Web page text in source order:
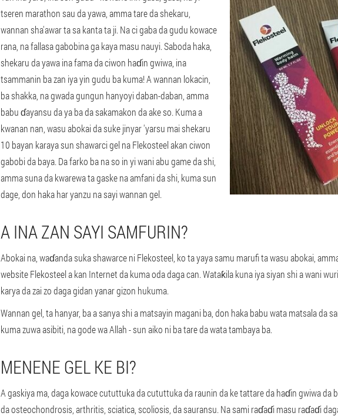
tseren marathon sau da yawa, amma tare da shekaru,
wannan sha'awar ta sa kanta ta ji. Na ci gaba da gudu kowace
rana, na fallasa gabobina ga kaya masu nauyi. Saboda haka,
shekaru da yawa ina fama da ciwon haɗin gwiwa, ina
tsammanin ba zan iya yin gudu ba kuma! A wannan lokacin,
ba shakka, na gwada gungun hanyoyi daban-daban, amma
babu ɗayansu da ya ba da sakamakon da ake so. Kuma a
kwanan nan, wasu abokai da suke jinyar 'yarsu mai shekaru
10 bayan karaya sun shawarci gel na Flekosteel akan ciwon
gabobi da baya. Da farko ba na so in yi wani abu game da shi,
amma suna da kwarewa ta gaske na amfani da shi, kuma sun
dage, don haka har yanzu na sayi wannan gel.
A INA ZAN SAYI SAMFURIN?
Abokai na, waɗanda suka shawarce ni Flekosteel, ko ta yaya samu marufi ta wasu abokai,
website Flekosteel a kan Internet da kuma oda daga can. Wataƙila kuna iya siyan shi a wani
karya da zai zo daga gidan yanar gizon hukuma.
Wannan gel, ta hanyar, ba a sanya shi a matsayin magani ba, don haka babu wata matsala da
kuma zuwa asibiti, na gode wa Allah - sun aiko ni ba tare da wata tambaya ba.
MENENE GEL KE BI?
A gaskiya ma, daga kowace cututtuka da cututtuka da raunin da ke tattare da haɗin gwiwa da
da osteochondrosis, arthritis, sciatica, scoliosis, da sauransu. Na sami raɗaɗi masu raɗaɗi